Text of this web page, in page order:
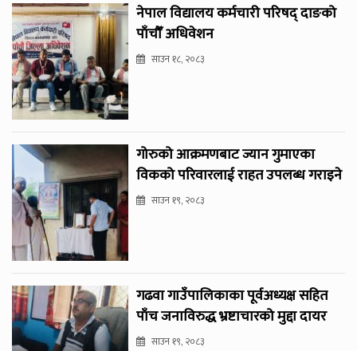
नेपाल विद्यालय कर्मचारी परिषद् दाङको
पाँचौँ अधिवेशन
साउन १८, २०८३
गोरुको आक्रमणबाट ज्यान गुमाएका
विकको परिवारलाई राहत उपलब्ध गराइने
साउन १९, २०८३
गढवा गाउँपालिकाका पूर्वअध्यक्ष सहित
पाँच जनाविरुद्ध भ्रष्टाचारको मुद्दा दायर
साउन १९, २०८३